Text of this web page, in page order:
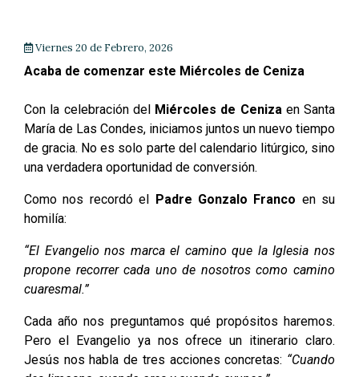
Viernes 20 de Febrero, 2026
Acaba de comenzar este Miércoles de Ceniza
Con la celebración del Miércoles de Cenizaen Santa
María de Las Condes, iniciamos juntos un nuevo tiempo
de gracia. No es solo parte del calendario litúrgico, sino
una verdadera oportunidad de conversión.
Como nos recordó el Padre Gonzalo Franco en su
homilía:
“El Evangelio nos marca el camino que la Iglesia nos
propone recorrer cada uno de nosotros como camino
cuaresmal.”
Cada año nos preguntamos qué propósitos haremos.
Pero el Evangelio ya nos ofrece un itinerario claro.
Jesús nos habla de tres acciones concretas: “Cuando